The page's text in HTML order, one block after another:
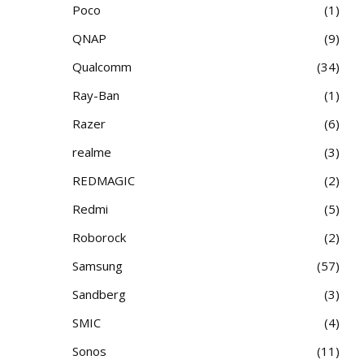
Poco
1
QNAP
9
Qualcomm
34
Ray-Ban
1
Razer
6
realme
3
REDMAGIC
2
Redmi
5
Roborock
2
Samsung
57
Sandberg
3
SMIC
4
Sonos
11